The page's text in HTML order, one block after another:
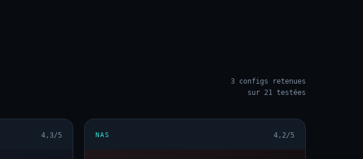
3 configs retenues
sur 21 testées
4,3/5 NAS 4,2/5